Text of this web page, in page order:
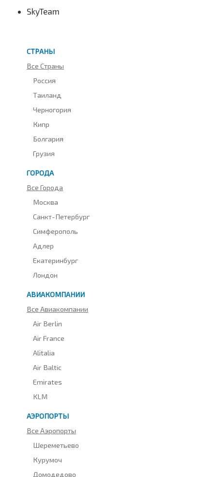
SkyTeam
СТРАНЫ
Все Страны
Россия
Таиланд
Черногория
Кипр
Болгария
Грузия
ГОРОДА
Все Города
Москва
Санкт-Петербург
Симферополь
Адлер
Екатеринбург
Лондон
АВИАКОМПАНИИ
Все Авиакомпании
Air Berlin
Air France
Alitalia
Air Baltic
Emirates
KLM
АЭРОПОРТЫ
Все Аэропорты
Шереметьево
Курумоч
Домодедово